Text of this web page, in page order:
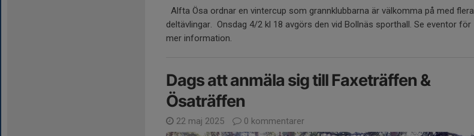
Alfta Ösa ordnar en vintercup som grannklubbarna är välkomma på med flera
deltävlingar. Onsdag 4/2 kl 18 avgörs den vid Bollnäs sporthall. Se eventor för
mer information.
Dags att anmäla sig till Faxeträffen &
Ösaträffen
22 maj 2025 0 kommentarer